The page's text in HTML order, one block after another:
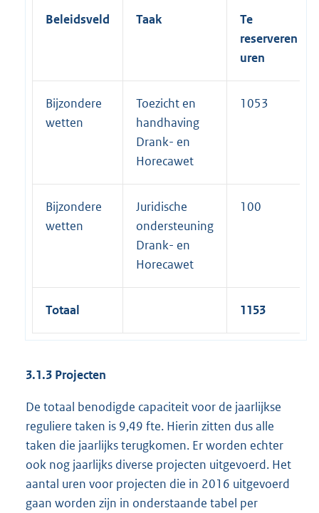
Beleidsveld Taak
Te
reserveren
uren
Bijzondere
wetten
Toezicht en
handhaving
Drank- en
Horecawet
1053
Bijzondere
wetten
Juridische
ondersteuning
Drank- en
Horecawet
100
Totaal 1153
3.1.3 Projecten
De totaal benodigde capaciteit voor de jaarlijkse
reguliere taken is 9,49 fte. Hierin zitten dus alle
taken die jaarlijks terugkomen. Er worden echter
ook nog jaarlijks diverse projecten uitgevoerd. Het
aantal uren voor projecten die in 2016 uitgevoerd
gaan worden zijn in onderstaande tabel per